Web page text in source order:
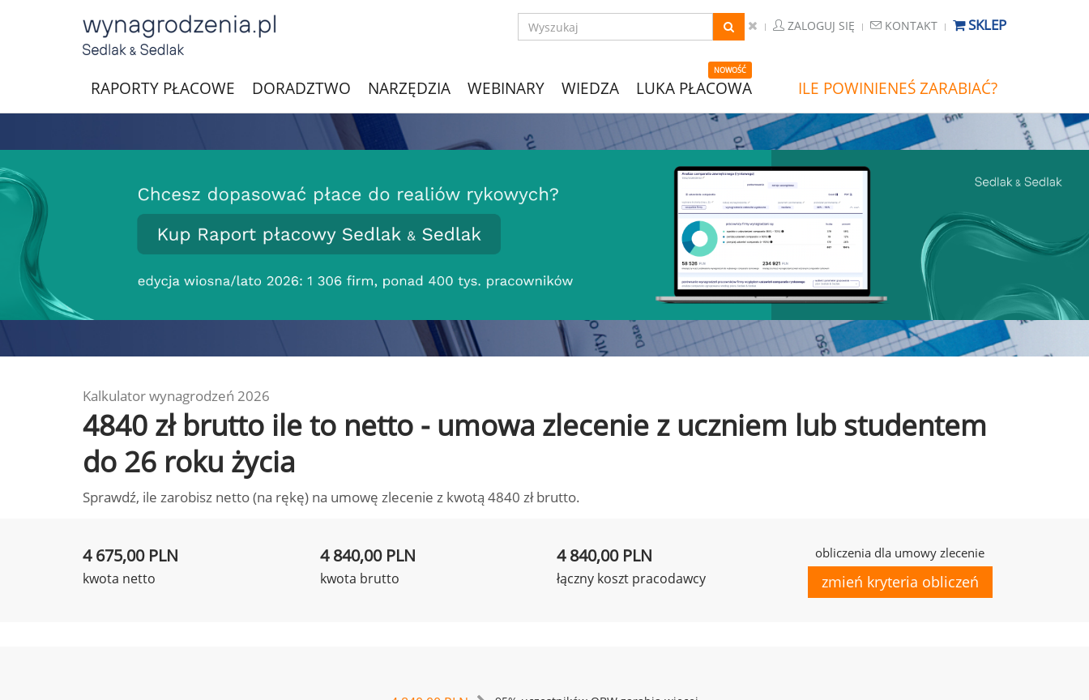
ZALOGUJ SIĘ KONTAKT SKLEP
RAPORTY PŁACOWE DORADZTWO NARZĘDZIA WEBINARY WIEDZA
NOWOŚĆ
LUKA PŁACOWA ILE POWINIENEŚ ZARABIAĆ?
Kalkulator wynagrodzeń 2026
4840 zł brutto ile to netto - umowa zlecenie z uczniem lub studentem
do 26 roku życia
Sprawdź, ile zarobisz netto (na rękę) na umowę zlecenie z kwotą 4840 zł brutto.
4 675,00 PLN
kwota netto
4 840,00 PLN
kwota brutto
4 840,00 PLN
łączny koszt pracodawcy
obliczenia dla umowy zlecenie
zmień kryteria obliczeń